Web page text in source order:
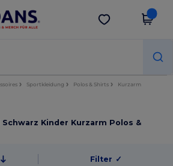
in der App!
App holen
Sportkleidung Polos & Shirts
Kurzarm
Schwarz Kinder Kurzarm Polos &
Filter ✓